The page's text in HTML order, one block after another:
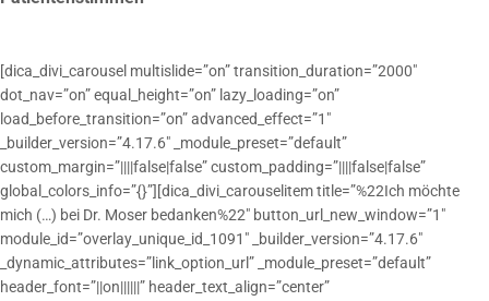
[dica_divi_carousel multislide=”on” transition_duration=”2000″
dot_nav=”on” equal_height=”on” lazy_loading=”on”
load_before_transition=”on” advanced_effect=”1″
_builder_version=”4.17.6″ _module_preset=”default”
custom_margin=”||||false|false” custom_padding=”||||false|false”
global_colors_info=”{}”][dica_divi_carouselitem title=”%22Ich möchte
mich (…) bei Dr. Moser bedanken%22″ button_url_new_window=”1″
module_id=”overlay_unique_id_1091″ _builder_version=”4.17.6″
_dynamic_attributes=”link_option_url” _module_preset=”default”
header_font=”||on||||||” header_text_align=”center”